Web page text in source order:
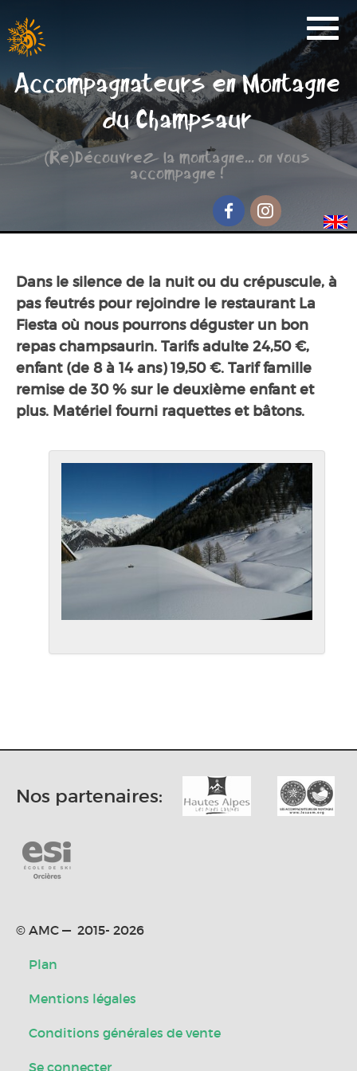
Accompagnateurs en Montagne
du Champsaur
(Re)Découvrez la montagne... on vous
accompagne !
FacebookInstagram
Activités
Réservation
Nos Partenaires
Scolaire
Groupe de randonnée
Séjour jeunesse
Contact et accès
Dans le silence de la nuit ou du crépuscule, à
pas feutrés pour rejoindre le restaurant La
Fiesta où nous pourrons déguster un bon
repas champsaurin. Tarifs adulte 24,50 €,
enfant (de 8 à 14 ans) 19,50 €. Tarif famille
remise de 30 % sur le deuxième enfant et
plus. Matériel fourni raquettes et bâtons.
Nos partenaires:
© AMC — 2015- 2026
Plan
Mentions légales
Conditions générales de vente
Se connecter